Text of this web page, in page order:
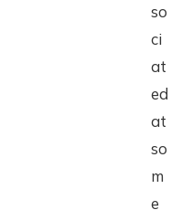
so
ci
at
ed
at
so
m
e